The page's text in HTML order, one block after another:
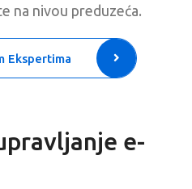
na nivou preduzeća.
Ekspertima
e-